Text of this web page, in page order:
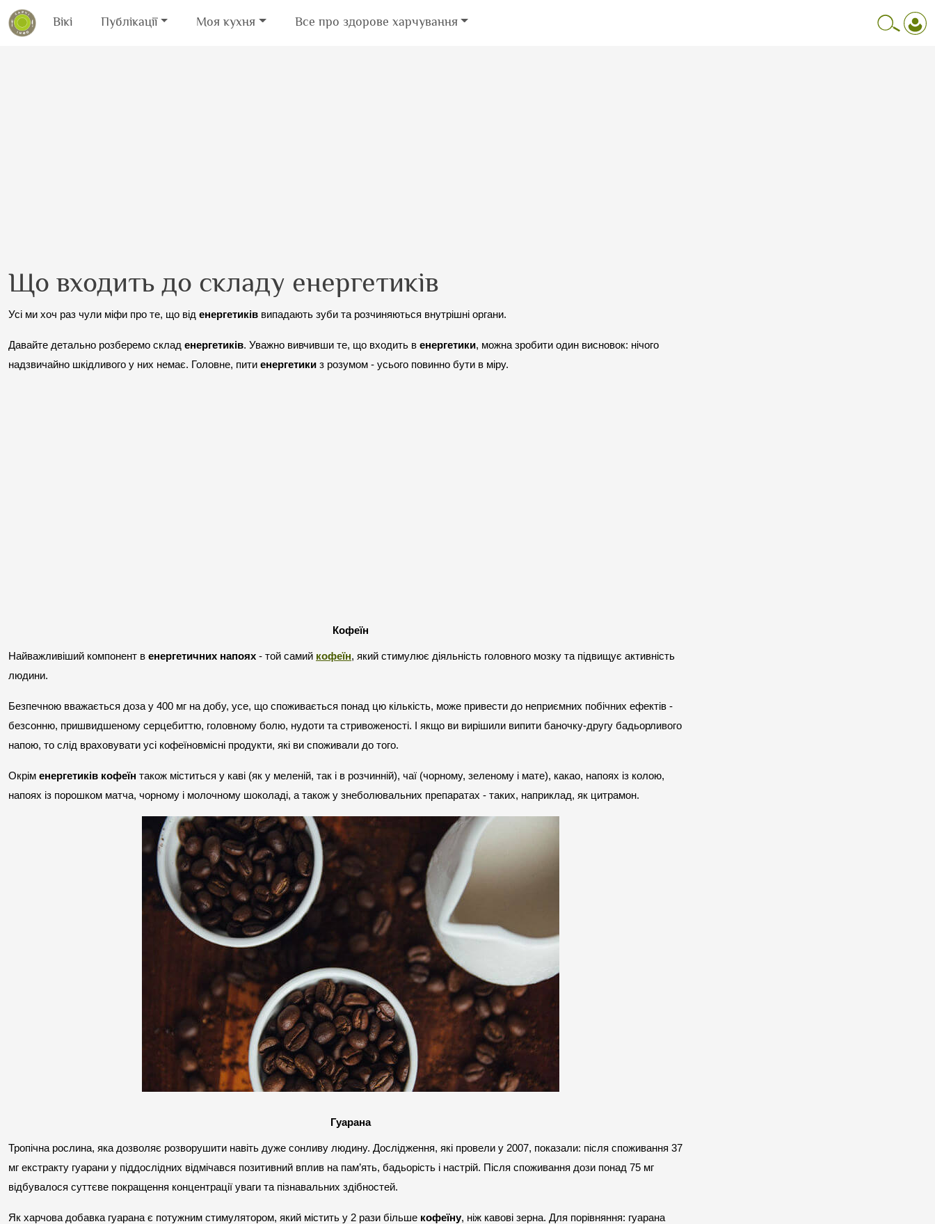
Вікі Публікації Моя кухня Все про здорове харчування
Що входить до складу енергетиків
Усі ми хоч раз чули міфи про те, що від енергетиків випадають зуби та розчиняються внутрішні органи.
Давайте детально розберемо склад енергетиків. Уважно вивчивши те, що входить в енергетики, можна зробити один висновок: нічого
надзвичайно шкідливого у них немає. Головне, пити енергетики з розумом - усього повинно бути в міру.
Кофеїн
Найважливіший компонент в енергетичних напоях - той самий кофеїн, який стимулює діяльність головного мозку та підвищує активність
людини.
Безпечною вважається доза у 400 мг на добу, усе, що споживається понад цю кількість, може привести до неприємних побічних ефектів -
безсонню, пришвидшеному серцебиттю, головному болю, нудоти та стривоженості. І якщо ви вирішили випити баночку-другу бадьорливого
напою, то слід враховувати усі кофеїновмісні продукти, які ви споживали до того.
Окрім енергетиків кофеїн також міститься у каві (як у меленій, так і в розчинній), чаї (чорному, зеленому і мате), какао, напоях із колою,
напоях із порошком матча, чорному і молочному шоколаді, а також у знеболювальних препаратах - таких, наприклад, як цитрамон.
Гуарана
Тропічна рослина, яка дозволяє розворушити навіть дуже сонливу людину. Дослідження, які провели у 2007, показали: після споживання 37
мг екстракту гуарани у піддослідних відмічався позитивний вплив на пам’ять, бадьорість і настрій. Після споживання дози понад 75 мг
відбувалося суттєве покращення концентрації уваги та пізнавальних здібностей.
Як харчова добавка гуарана є потужним стимулятором, який містить у 2 рази більше кофеїну, ніж кавові зерна. Для порівняння: гуарана